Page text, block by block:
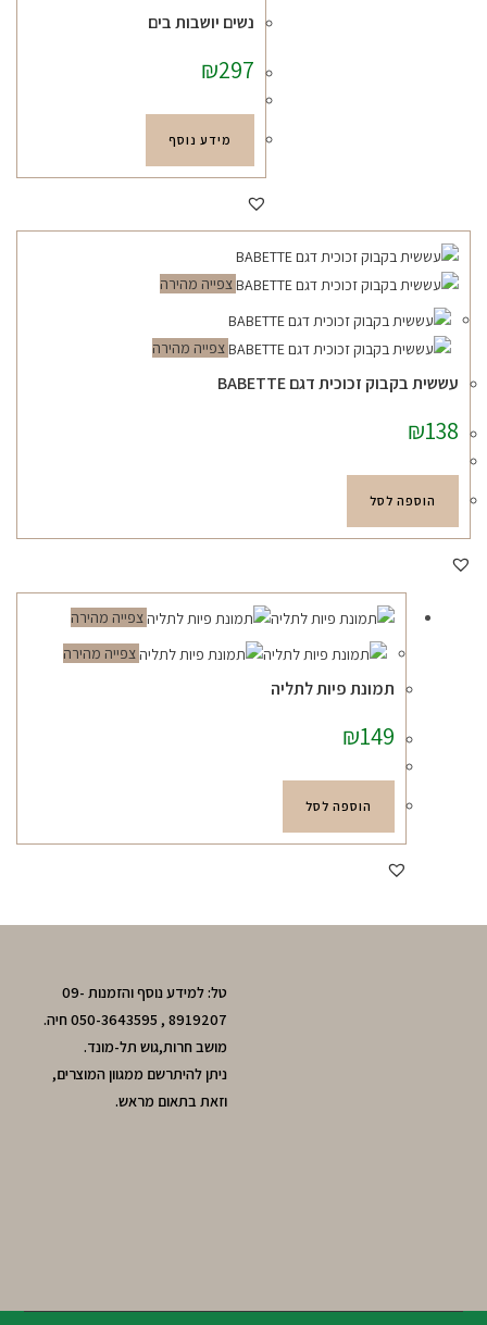
נשים יושבות בים
₪297
מידע נוסף
צפייה מהירה
צפייה מהירה
עששית בקבוק זכוכית דגם BABETTE
₪138
הוספה לסל
צפייה מהירה
צפייה מהירה
תמונת פיות לתליה
₪149
הוספה לסל
טל: למידע נוסף והזמנות 09-
8919207 , 050-3643595 חיה.
מושב חרות,גוש תל-מונד.
ניתן להיתרשם ממגוון המוצרים,
וזאת בתאום מראש.